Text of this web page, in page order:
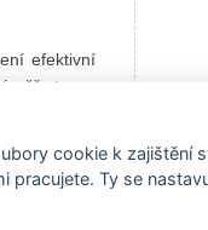
efektivní
stovce
možností,
to ještě
ve
našich
každý
cookie k zajištění
Ty se